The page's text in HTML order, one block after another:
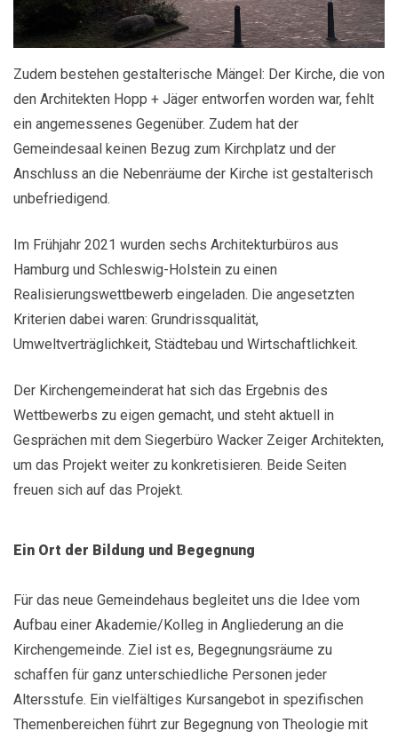
Zudem bestehen gestalterische Mängel: Der Kirche, die von
den Architekten Hopp + Jäger entworfen worden war, fehlt
ein angemessenes Gegenüber. Zudem hat der
Gemeindesaal keinen Bezug zum Kirchplatz und der
Anschluss an die Nebenräume der Kirche ist gestalterisch
unbefriedigend.
Im Frühjahr 2021 wurden sechs Architekturbüros aus
Hamburg und Schleswig-Holstein zu einen
Realisierungswettbewerb eingeladen. Die angesetzten
Kriterien dabei waren: Grundrissqualität,
Umweltverträglichkeit, Städtebau und Wirtschaftlichkeit.
Der Kirchengemeinderat hat sich das Ergebnis des
Wettbewerbs zu eigen gemacht, und steht aktuell in
Gesprächen mit dem Siegerbüro Wacker Zeiger Architekten,
um das Projekt weiter zu konkretisieren. Beide Seiten
freuen sich auf das Projekt.
Ein Ort der Bildung und Begegnung
Für das neue Gemeindehaus begleitet uns die Idee vom
Aufbau einer Akademie/Kolleg in Angliederung an die
Kirchengemeinde. Ziel ist es, Begegnungsräume zu
schaffen für ganz unterschiedliche Personen jeder
Altersstufe. Ein vielfältiges Kursangebot in spezifischen
Themenbereichen führt zur Begegnung von Theologie mit